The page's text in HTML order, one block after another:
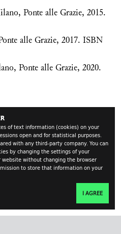
of text information (cookies) on your
open and for statistical purposes.
with any third-party company. You can
by changing the settings of your
website without changing the browser
to store that information on your
I AGREE
Ponte alle Grazie, 2015.
alle Grazie, 2017. ISBN
Ponte alle Grazie, 2020.